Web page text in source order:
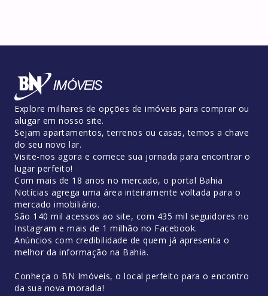
Explore milhares de opções de imóveis para comprar ou
alugar em nosso site.
Sejam apartamentos, terrenos ou casas, temos a chave
do seu novo lar.
Visite-nos agora e comece sua jornada para encontrar o
lugar perfeito!
Com mais de 18 anos no mercado, o portal Bahia
Notícias agrega uma área inteiramente voltada para o
mercado imobiliário.
São 140 mil acessos ao site, com 435 mil seguidores no
Instagram e mais de 1 milhão no Facebook.
Anúncios com credibilidade de quem já apresenta o
melhor da informação na Bahia.
Conheça o BN Imóveis, o local perfeito para o encontro
da sua nova moradia!